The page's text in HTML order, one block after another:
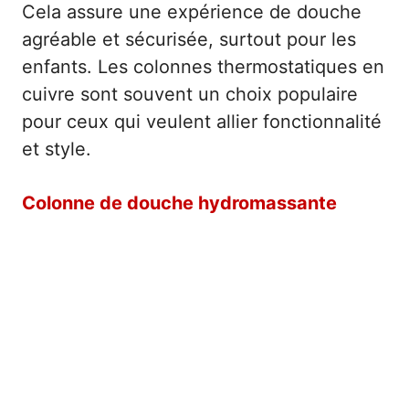
Cela assure une expérience de douche
agréable et sécurisée, surtout pour les
enfants. Les colonnes thermostatiques en
cuivre sont souvent un choix populaire
pour ceux qui veulent allier fonctionnalité
et style.
Colonne de douche hydromassante